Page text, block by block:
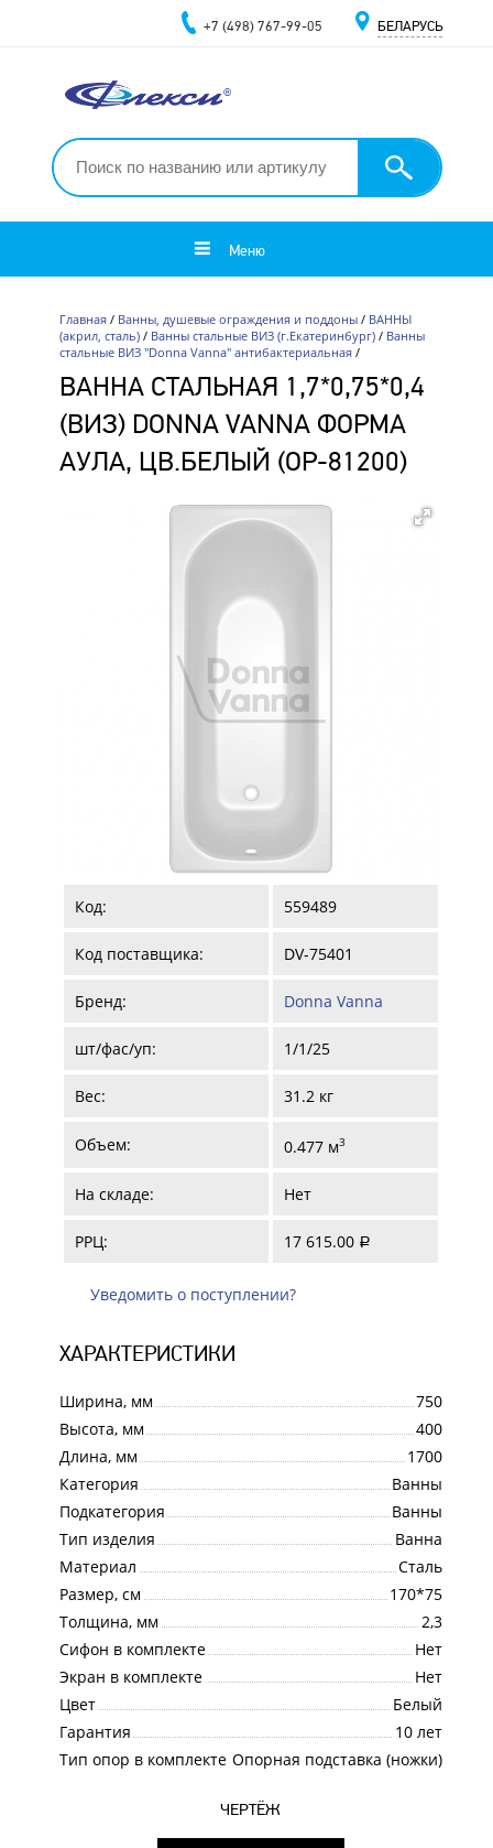
+7 (498) 767-99-05 БЕЛАРУСЬ
Меню
Главная/ Ванны, душевые ограждения и поддоны/ ВАННЫ
(акрил, сталь)/ Ванны стальные ВИЗ (г.Екатеринбург)/ Ванны
стальные ВИЗ "Donna Vanna" антибактериальная/
ВАННА СТАЛЬНАЯ 1,7*0,75*0,4
(ВИЗ) DONNA VANNA ФОРМА
АУЛА, ЦВ.БЕЛЫЙ (ОР-81200)
Код: 559489
Код поставщика: DV-75401
Бренд: Donna Vanna
шт/фас/уп: 1/1/25
Вес: 31.2 кг
Объем: 0.477 м3
На складе: Нет
РРЦ: 17 615.00 a
Уведомить о поступлении?
ХАРАКТЕРИСТИКИ
Ширина, мм
750
Высота, мм
400
Длина, мм
1700
Категория
Ванны
Подкатегория
Ванны
Тип изделия
Ванна
Материал
Сталь
Размер, см
170*75
Толщина, мм
2,3
Сифон в комплекте
Нет
Экран в комплекте
Нет
Цвет
Белый
Гарантия
10 лет
Тип опор в комплекте Опорная подставка (ножки)
ЧЕРТЁЖ